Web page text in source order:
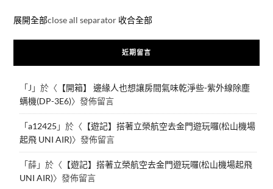
展開全部close all separator 收合全部
近期留言
「J 」於〈 【開箱】 邊緣人也想讓房間氣味乾淨些-紫外線除塵
螨機(DP-3E6)〉發佈留言
「a12425 」於〈 【遊記】搭著立榮航空去金門遊玩囉(松山機場
起飛 UNI AIR)〉發佈留言
「薛」於〈 【遊記】搭著立榮航空去金門遊玩囉(松山機場起飛
UNI AIR)〉發佈留言